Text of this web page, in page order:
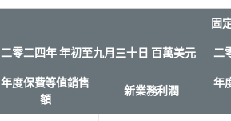
固
二零二四年 年初至九月三十日 百萬美元
二
年度保費等值銷售
額
新業務利潤
年